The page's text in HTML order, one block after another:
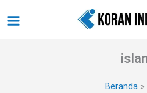
ke
Beranda